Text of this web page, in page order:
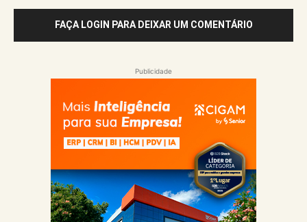
FAÇA LOGIN PARA DEIXAR UM COMENTÁRIO
Publicidade